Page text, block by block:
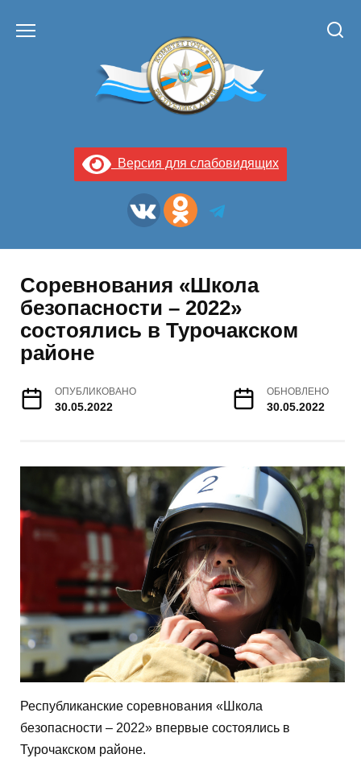
Версия для слабовидящих
Соревнования «Школа
безопасности – 2022»
состоялись в Турочакском
районе
ОПУБЛИКОВАНО
30.05.2022
ОБНОВЛЕНО
30.05.2022
Республиканские соревнования «Школа
безопасности – 2022» впервые состоялись в
Турочакском районе.